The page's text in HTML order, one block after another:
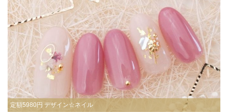
定額5980円 デザイン☆ネイル